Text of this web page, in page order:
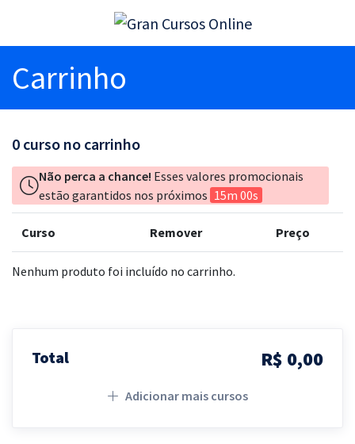
Carrinho
0 curso no carrinho
Não perca a chance! Esses valores promocionais
estão garantidos nos próximos 15m 00s
Curso Remover Preço
Nenhum produto foi incluído no carrinho.
Total R$ 0,00
Adicionar mais cursos